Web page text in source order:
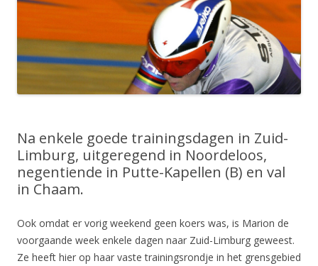
Na enkele goede trainingsdagen in Zuid-
Limburg, uitgeregend in Noordeloos,
negentiende in Putte-Kapellen (B) en val
in Chaam.
Ook omdat er vorig weekend geen koers was, is Marion de
voorgaande week enkele dagen naar Zuid-Limburg geweest.
Ze heeft hier op haar vaste trainingsrondje in het grensgebied